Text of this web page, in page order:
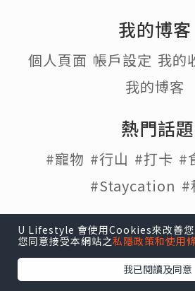
我的博客
個人頁面 帳戶設定 我的
我的博客
熱門話題
#寵物 #行山 #打卡 #
#Staycation #
e-zone
U Lifestyle 會使用Cookies來改善您
您同意接受本網站之私隱政策和使用
我已閱讀及同意